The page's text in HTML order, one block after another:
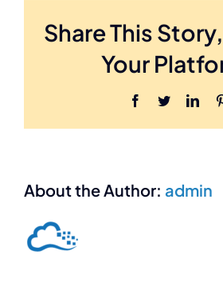
Share This
Your
Facebook
Twitter
About the Author: admin